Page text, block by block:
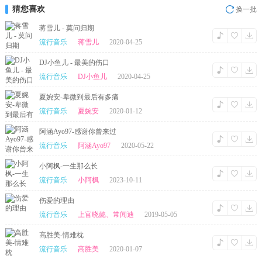
猜您喜欢 换一批
蒋雪儿 - 莫问归期
流行音乐
蒋雪儿 2020-04-25
DJ小鱼儿 - 最美的伤口
流行音乐
DJ小鱼儿 2020-04-25
夏婉安-卑微到最后有多痛
流行音乐
夏婉安 2020-01-12
阿涵Ayo97-感谢你曾来过
流行音乐
阿涵Ayo97 2020-05-22
小阿枫-一生那么长
流行音乐
小阿枫 2023-10-11
伤爱的理由
流行音乐
上官晓懿、常闻迪 2019-05-05
高胜美-情难枕
流行音乐
高胜美 2020-01-07